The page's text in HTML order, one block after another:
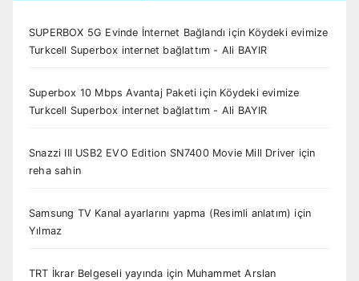
SUPERBOX 5G Evinde İnternet Bağlandı için Köydeki evimize
Turkcell Superbox internet bağlattım - Ali BAYIR
Superbox 10 Mbps Avantaj Paketi için Köydeki evimize
Turkcell Superbox internet bağlattım - Ali BAYIR
Snazzi III USB2 EVO Edition SN7400 Movie Mill Driver için
reha sahin
Samsung TV Kanal ayarlarını yapma (Resimli anlatım) için
Yılmaz
TRT İkrar Belgeseli yayında için Muhammet Arslan